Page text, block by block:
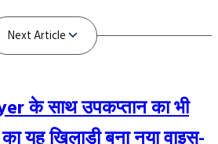
साथ 228 रन बना चुके हैं और उनके बल्ले से
है। वो अफगानिस्तान वनडे सीरीज में भी
करना मुश्किल
क्रिकेट टीम के बीच 1 टेस्ट और 3 वनडे
टेस्ट मैच की शुरुआत 6 जून से होगी। 6 से 10
गिलऔर केएल राहुल की कप्तानी में एक
से मैदान पर उतरेगी।
के साथ उपकप्तान का भी